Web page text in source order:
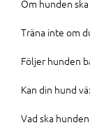
Om hunden
Träna inte om
Följer hunden
Kan din hund
Vad ska